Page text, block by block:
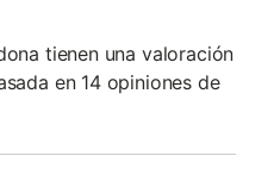
tienen una valoración
en 14 opiniones de